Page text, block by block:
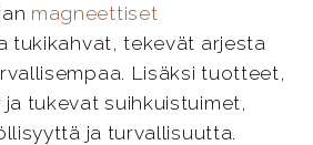
magneettiset
tukikahvat, tekevät arjesta
Lisäksi tuotteet,
tukevat suihkuistuimet,
ja turvallisuutta.